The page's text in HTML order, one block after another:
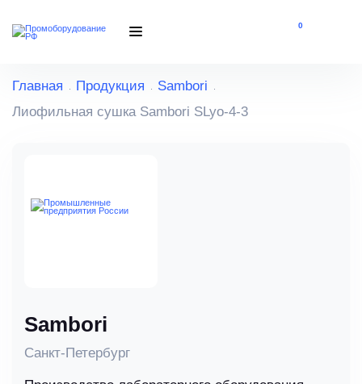
0
Главная Продукция
Sambori
Лиофильная сушка Sambori SLyo-4-3
Sambori
Санкт-Петербург